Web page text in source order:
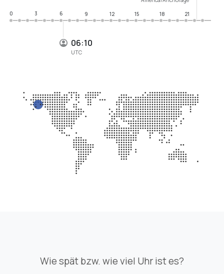
06:10
UTC
0
3 6 9 12 15 18 21
Wie spät bzw. wie viel Uhr ist es?